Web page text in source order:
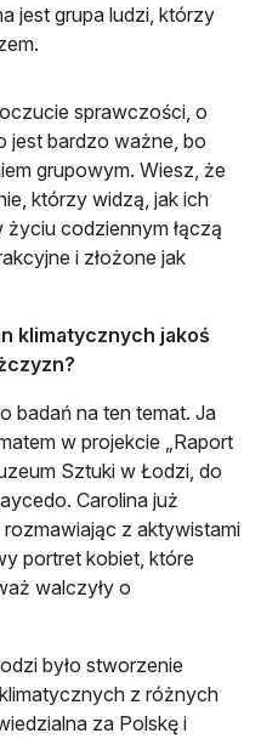
jest grupa ludzi, którzy
sprawczości, o
jest bardzo ważne, bo
grupowym. Wiesz, że
którzy widzą, jak ich
życiu codziennym łączą
i złożone jak
klimatycznych jakoś
badań na ten temat. Ja
w projekcie „Raport
Sztuki w Łodzi, do
Carolina już
rozmawiając z aktywistami
portret kobiet, które
walczyły o
było stworzenie
z różnych
za Polskę i